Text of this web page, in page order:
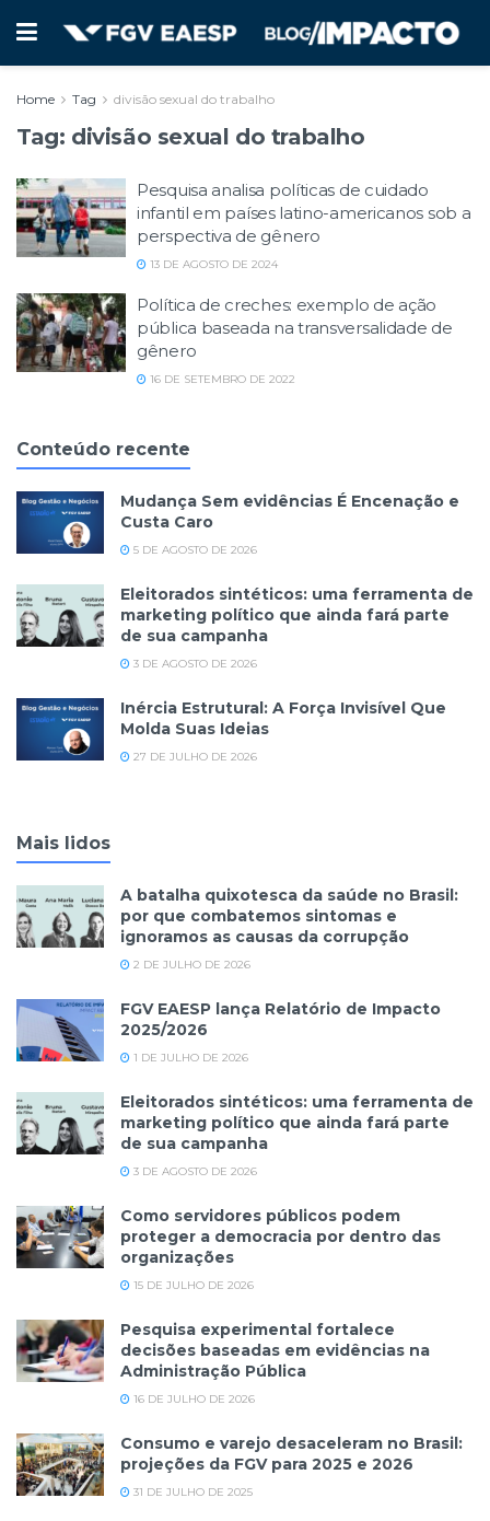
Home Tag divisão sexual do trabalho
Tag: divisão sexual do trabalho
Pesquisa analisa políticas de cuidado
infantil em países latino-americanos sob a
perspectiva de gênero
13 DE AGOSTO DE 2024
Política de creches: exemplo de ação
pública baseada na transversalidade de
gênero
16 DE SETEMBRO DE 2022
Conteúdo recente
Mudança Sem evidências É Encenação e
Custa Caro
5 DE AGOSTO DE 2026
Eleitorados sintéticos: uma ferramenta de
marketing político que ainda fará parte
de sua campanha
3 DE AGOSTO DE 2026
Inércia Estrutural: A Força Invisível Que
Molda Suas Ideias
27 DE JULHO DE 2026
Mais lidos
A batalha quixotesca da saúde no Brasil:
por que combatemos sintomas e
ignoramos as causas da corrupção
2 DE JULHO DE 2026
FGV EAESP lança Relatório de Impacto
2025/2026
1 DE JULHO DE 2026
Eleitorados sintéticos: uma ferramenta de
marketing político que ainda fará parte
de sua campanha
3 DE AGOSTO DE 2026
Como servidores públicos podem
proteger a democracia por dentro das
organizações
15 DE JULHO DE 2026
Pesquisa experimental fortalece
decisões baseadas em evidências na
Administração Pública
16 DE JULHO DE 2026
Consumo e varejo desaceleram no Brasil:
projeções da FGV para 2025 e 2026
31 DE JULHO DE 2025